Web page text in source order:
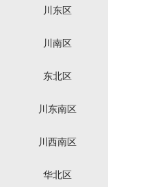
川东区
川南区
东北区
川东南区
川西南区
华北区